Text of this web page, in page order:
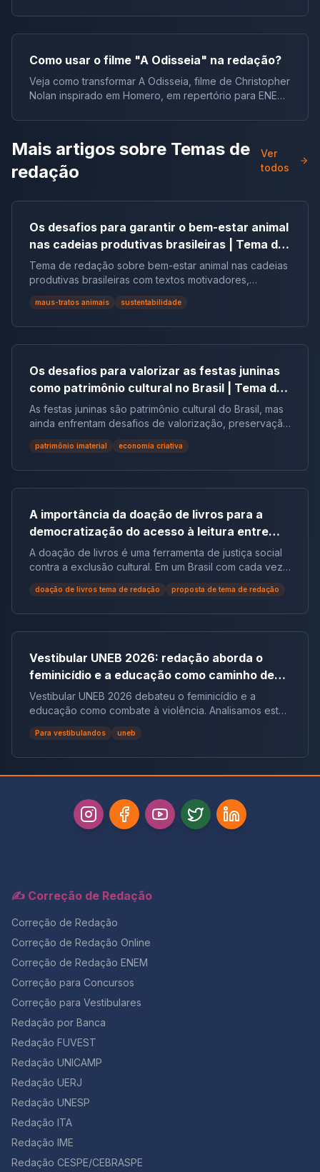
Como usar o filme "A Odisseia" na redação?
Veja como transformar A Odisseia, filme de Christopher
Nolan inspirado em Homero, em repertório para ENEM,
Mais artigos sobre Temas de
redação
Ver
todos
Os desafios para garantir o bem-estar animal
nas cadeias produtivas brasileiras | Tema de
redação
Tema de redação sobre bem-estar animal nas cadeias
produtivas brasileiras com textos motivadores,
repertórios, argumentos e modelos.
maus-tratos animais sustentabilidade
Os desafios para valorizar as festas juninas
como patrimônio cultural no Brasil | Tema de
redação
As festas juninas são patrimônio cultural do Brasil, mas
ainda enfrentam desafios de valorização, preservação
e reconhecimento social.
patrimônio imaterial economia criativa
A importância da doação de livros para a
democratização do acesso à leitura entre
populações em situação de vulnerabilidade
social no Brasil | Tema de Redação
A doação de livros é uma ferramenta de justiça social
contra a exclusão cultural. Em um Brasil com cada vez
mais não leitores, ela democratiza o acesso ao
conhecimento e reduz desigualdades.
doação de livros tema de redação proposta de tema de redação
Vestibular UNEB 2026: redação aborda o
feminicídio e a educação como caminho de
combate à violência
Vestibular UNEB 2026 debateu o feminicídio e a
educação como combate à violência. Analisamos este
tema crucial que desafiou milhares e te preparamos
para futuras pautas sociais.
Para vestibulandos uneb
✍️ Correção de Redação
Correção de Redação
Correção de Redação Online
Correção de Redação ENEM
Correção para Concursos
Correção para Vestibulares
Redação por Banca
Redação FUVEST
Redação UNICAMP
Redação UERJ
Redação UNESP
Redação ITA
Redação IME
Redação CESPE/CEBRASPE